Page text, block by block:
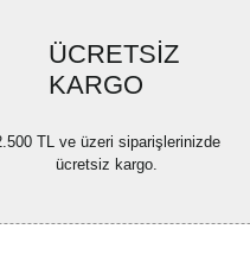
Ürün fiyatı
Bu ürüne
ÜCRETSİZ
KARGO
TL ve üzeri siparişlerinizde
ücretsiz kargo.